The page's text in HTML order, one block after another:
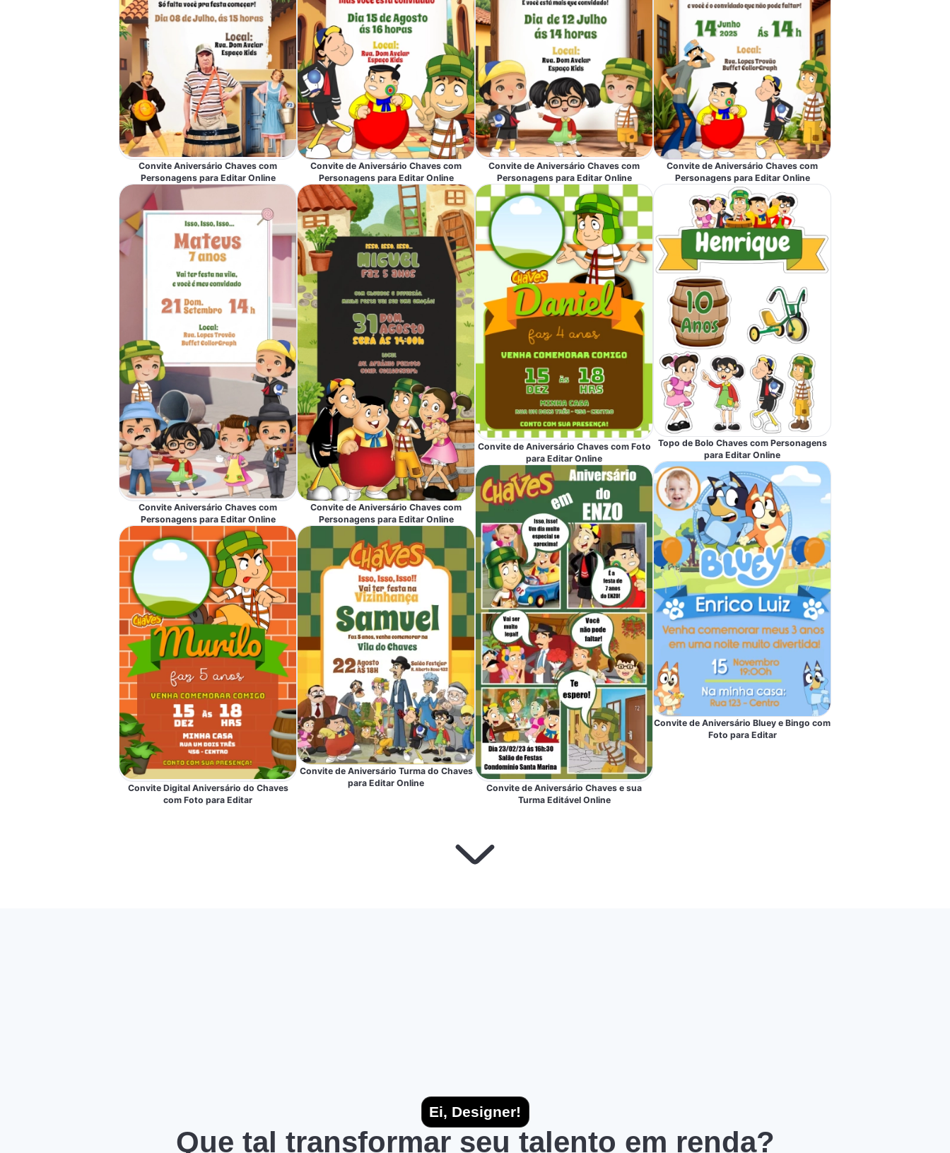
Convite Aniversário Chaves com
Personagens para Editar Online
Convite Aniversário Chaves com
Personagens para Editar Online
Convite Digital Aniversário do Chaves
com Foto para Editar
Convite de Aniversário Chaves com
Personagens para Editar Online
Convite de Aniversário Chaves com
Personagens para Editar Online
Convite de Aniversário Turma do Chaves
para Editar Online
Convite de Aniversário Chaves com
Personagens para Editar Online
Convite de Aniversário Chaves com Foto
para Editar Online
Convite de Aniversário Chaves e sua
Turma Editável Online
Convite de Aniversário Chaves com
Personagens para Editar Online
Topo de Bolo Chaves com Personagens
para Editar Online
Convite de Aniversário Bluey e Bingo com
Foto para Editar
Ei, Designer!
Que tal transformar seu talento em renda?